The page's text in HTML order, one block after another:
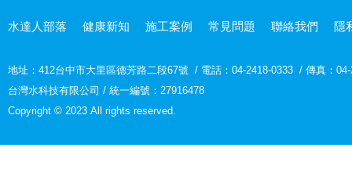
水達人部落 健康新知 施工案例 常見問題 聯絡我們 隱
地址： 412台中市大里區德芳路二段67號 / 電話：04-2418-0333 / 傳真：
台灣水科技有限公司 / 統一編號：27916478
Copyright © 2023 All rights reserved.